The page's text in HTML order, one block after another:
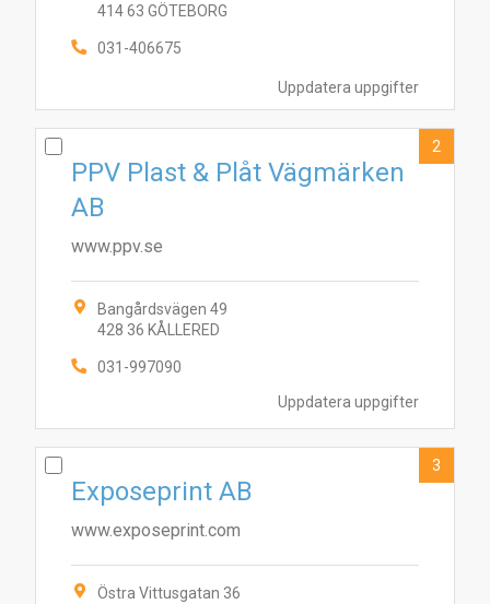
Uppdatera uppgifter
414 63 GÖTEBORG
031-406675
Uppdatera uppgifter
PPV Plast & Plåt Vägmärken
AB
www.ppv.se
Bangårdsvägen 49
428 36 KÅLLERED
031-997090
2
Exposeprint AB
www.exposeprint.com
Östra Vittusgatan 36
3